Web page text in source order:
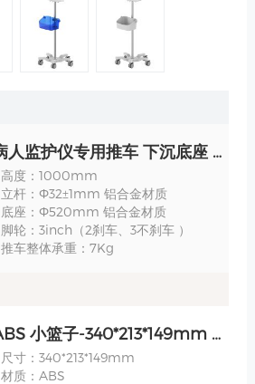
病人监护仪专用推车 下沉底座 白色 RS011E 规格
高度：1000mm
立杆：Ф32±1mm 铝合金材质
底座：Ф520mm 铝合金材质
脚轮：3inch（2刹车、3不刹车 ）
推车整体承重：7Kg
ABS 小篮子-340*213*149mm 规格
尺寸：340*213*149mm
材质：ABS